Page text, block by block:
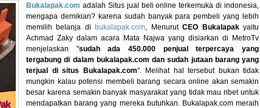
Bukalapak.com adalah Situs jual beli online terkemuka di indonesia,
mengapa demikian? karena sudah banyak para pembeli yang lebih
memilih belanja dibukalapak.com , MenurutCEO Bukalapakyaitu
Achmad Zaky dalam acara Mata Najwa yang disiarkan di MetroTv
menjelaskan "sudah ada 450.000 penjual terpercaya yang
tergabung di dalam bukalapak.com dan sudah jutaan barang yang
terjual di situs Bukalapak.com". Melihat hal tersebut bukan tidak
mungkin kalau potensi membeli barang secara online akan semakin
besar karena semakin banyak masyarakat yang tidak mau ribet untuk
mendapatkan barang yang mereka butuhkan. Bukalapak.com meraih